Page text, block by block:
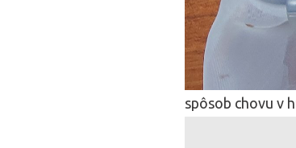
spôsob chovu v